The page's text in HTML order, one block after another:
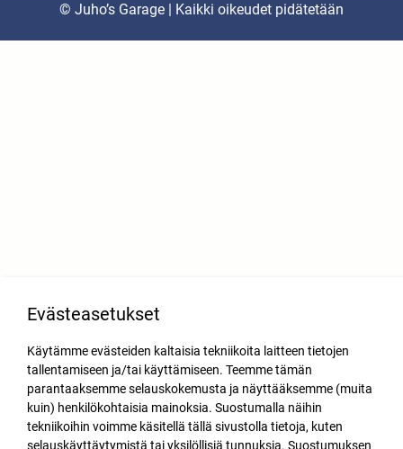
© Juho’s Garage | Kaikki oikeudet pidätetään
Evästeasetukset
Käytämme evästeiden kaltaisia tekniikoita laitteen tietojen
tallentamiseen ja/tai käyttämiseen. Teemme tämän
parantaaksemme selauskokemusta ja näyttääksemme (muita
kuin) henkilökohtaisia mainoksia. Suostumalla näihin
tekniikoihin voimme käsitellä tällä sivustolla tietoja, kuten
selauskäyttäytymistä tai yksilöllisiä tunnuksia. Suostumuksen